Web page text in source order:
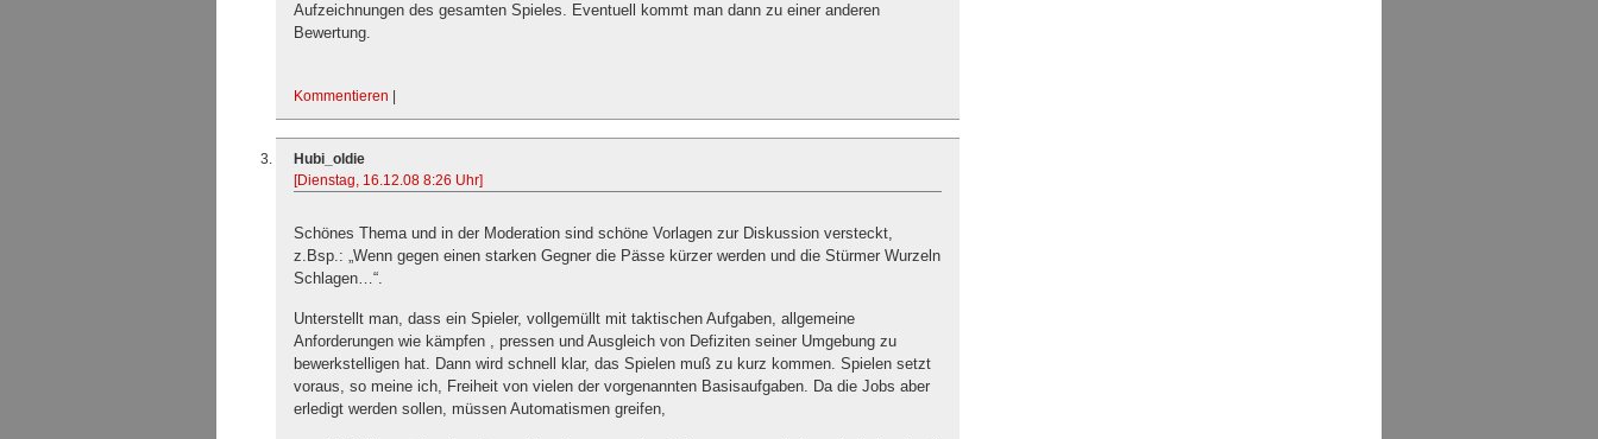
Aufzeichnungen des gesamten Spieles. Eventuell kommt man dann zu einer anderen
Bewertung.
Kommentieren
Hubi_oldie
[Dienstag, 16.12.08 8:26 Uhr]
Schönes Thema und in der Moderation sind schöne Vorlagen zur Diskussion versteckt,
z.Bsp.: „Wenn gegen einen starken Gegner die Pässe kürzer werden und die Stürmer Wurzeln
Schlagen…“.
Unterstellt man, dass ein Spieler, vollgemüllt mit taktischen Aufgaben, allgemeine
Anforderungen wie kämpfen , pressen und Ausgleich von Defiziten seiner Umgebung zu
bewerkstelligen hat. Dann wird schnell klar, das Spielen muß zu kurz kommen. Spielen setzt
voraus, so meine ich, Freiheit von vielen der vorgenannten Basisaufgaben. Da die Jobs aber
erledigt werden sollen, müssen Automatismen greifen,